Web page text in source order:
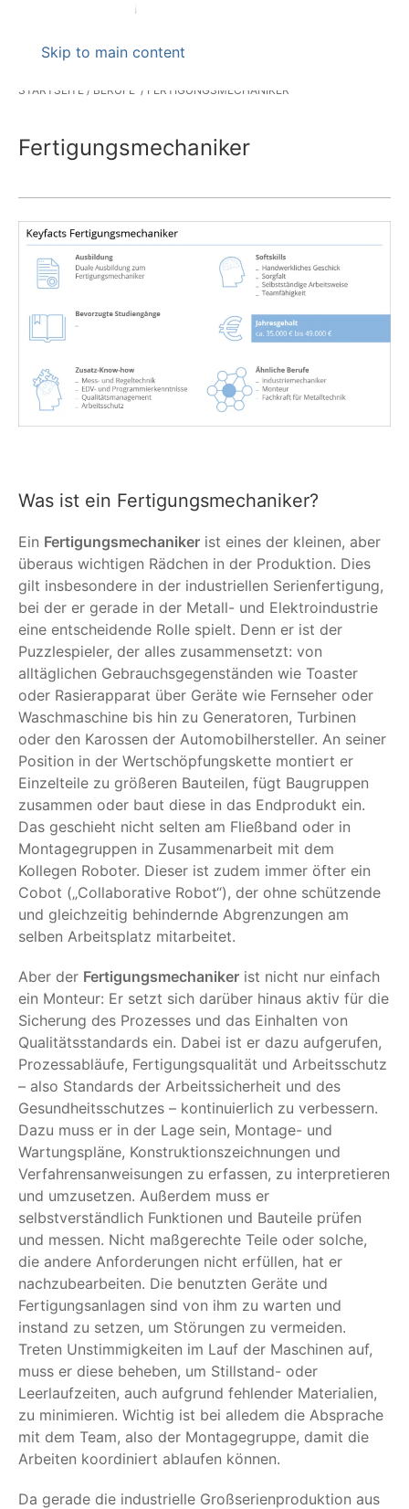
Skip to main content
STARTSEITE BERUFE FERTIGUNGSMECHANIKER
Fertigungsmechaniker
Was ist ein Fertigungsmechaniker?
Ein Fertigungsmechaniker ist eines der kleinen, aber
überaus wichtigen Rädchen in der Produktion. Dies
gilt insbesondere in der industriellen Serienfertigung,
bei der er gerade in der Metall- und Elektroindustrie
eine entscheidende Rolle spielt. Denn er ist der
Puzzlespieler, der alles zusammensetzt: von
alltäglichen Gebrauchsgegenständen wie Toaster
oder Rasierapparat über Geräte wie Fernseher oder
Waschmaschine bis hin zu Generatoren, Turbinen
oder den Karossen der Automobilhersteller. An seiner
Position in der Wertschöpfungskette montiert er
Einzelteile zu größeren Bauteilen, fügt Baugruppen
zusammen oder baut diese in das Endprodukt ein.
Das geschieht nicht selten am Fließband oder in
Montagegruppen in Zusammenarbeit mit dem
Kollegen Roboter. Dieser ist zudem immer öfter ein
Cobot („Collaborative Robot“), der ohne schützende
und gleichzeitig behindernde Abgrenzungen am
selben Arbeitsplatz mitarbeitet.
Aber der Fertigungsmechaniker ist nicht nur einfach
ein Monteur: Er setzt sich darüber hinaus aktiv für die
Sicherung des Prozesses und das Einhalten von
Qualitätsstandards ein. Dabei ist er dazu aufgerufen,
Prozessabläufe, Fertigungsqualität und Arbeitsschutz
– also Standards der Arbeitssicherheit und des
Gesundheitsschutzes – kontinuierlich zu verbessern.
Dazu muss er in der Lage sein, Montage- und
Wartungspläne, Konstruktionszeichnungen und
Verfahrensanweisungen zu erfassen, zu interpretieren
und umzusetzen. Außerdem muss er
selbstverständlich Funktionen und Bauteile prüfen
und messen. Nicht maßgerechte Teile oder solche,
die andere Anforderungen nicht erfüllen, hat er
nachzubearbeiten. Die benutzten Geräte und
Fertigungsanlagen sind von ihm zu warten und
instand zu setzen, um Störungen zu vermeiden.
Treten Unstimmigkeiten im Lauf der Maschinen auf,
muss er diese beheben, um Stillstand- oder
Leerlaufzeiten, auch aufgrund fehlender Materialien,
zu minimieren. Wichtig ist bei alledem die Absprache
mit dem Team, also der Montagegruppe, damit die
Arbeiten koordiniert ablaufen können.
Da gerade die industrielle Großserienproduktion aus